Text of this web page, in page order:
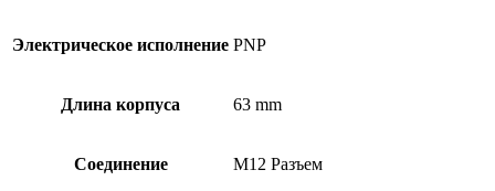
Электрическое исполнение PNP
Длина корпуса 63 mm
Соединение M12 Разъем